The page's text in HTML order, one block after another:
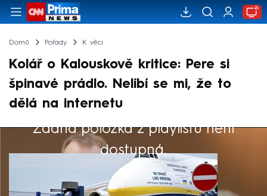
Domů Pořady K věci
Kolář o Kalouskově kritice: Pere si
špinavé prádlo. Nelíbí se mi, že to
dělá na internetu
Žádná položka z playlistu není
dostupná.
Výběr redakce